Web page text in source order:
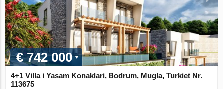
€ 742 000
4+1 Villa i Yasam Konaklari, Bodrum, Mugla, Turkiet Nr.
113675